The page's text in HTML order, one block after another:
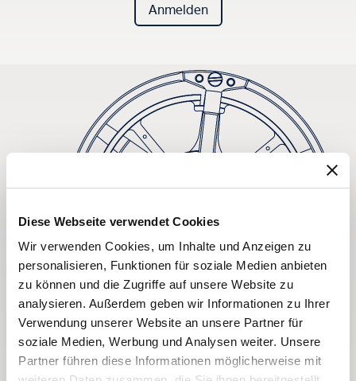
Diese Webseite verwendet Cookies
Wir verwenden Cookies, um Inhalte und Anzeigen zu
personalisieren, Funktionen für soziale Medien anbieten
zu können und die Zugriffe auf unsere Website zu
analysieren. Außerdem geben wir Informationen zu Ihrer
Verwendung unserer Website an unsere Partner für
soziale Medien, Werbung und Analysen weiter. Unsere
Partner führen diese Informationen möglicherweise mit
Anmelden